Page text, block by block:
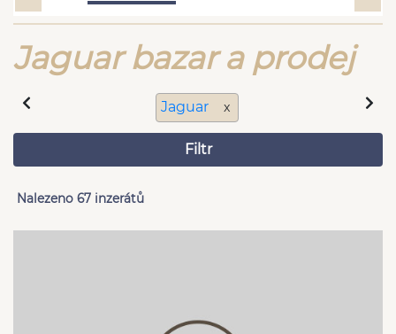
Jaguar bazar a prodej
Jaguar x
Filtr
Nalezeno 67 inzerátů